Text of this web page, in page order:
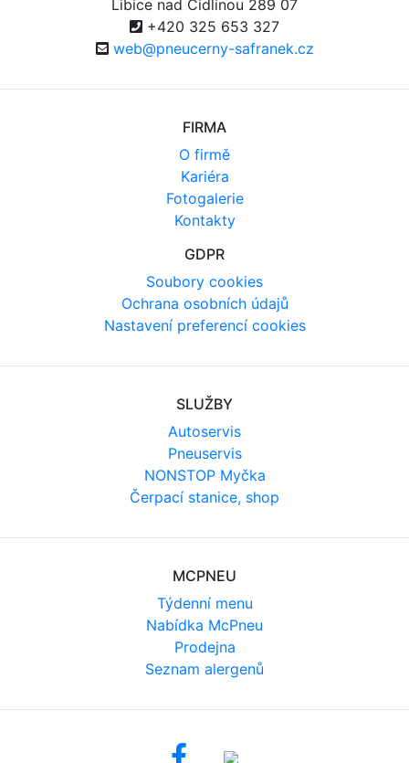
Libice nad Cidlinou 289 07
+420 325 653 327
web@pneucerny-safranek.cz
FIRMA
O firmě
Kariéra
Fotogalerie
Kontakty
GDPR
Soubory cookies
Ochrana osobních údajů
Nastavení preferencí cookies
SLUŽBY
Autoservis
Pneuservis
NONSTOP Myčka
Čerpací stanice, shop
MCPNEU
Týdenní menu
Nabídka McPneu
Prodejna
Seznam alergenů